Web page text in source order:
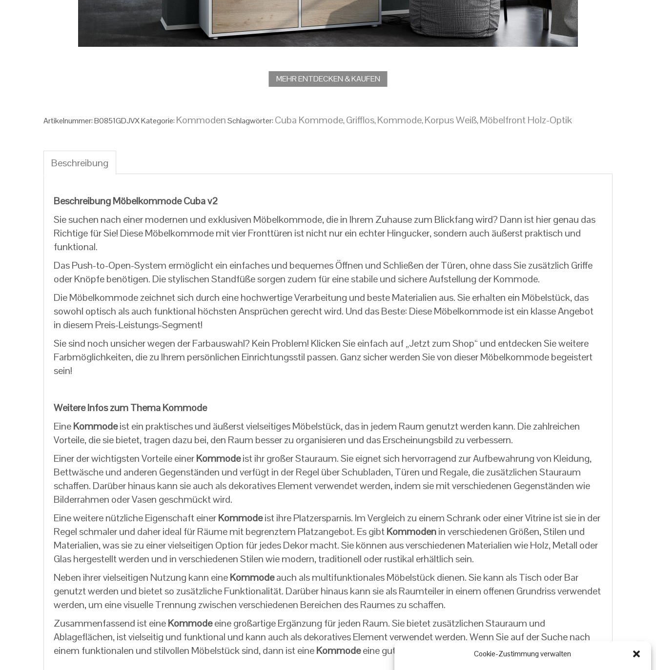
Cookie-Zustimmung verwalten
MEHR ENTDECKEN & KAUFEN
Artikelnummer:‎‎B0851GDJVXKategorie: KommodenSchlagwörter: Cuba Kommode, Grifflos, Kommode, Korpus Weiß, Möbelfront Holz-Optik
Beschreibung
Beschreibung Möbelkommode Cuba v2
Sie suchen nach einer modernen und exklusiven Möbelkommode, die in Ihrem Zuhause zum Blickfang wird? Dann ist hier genau das
Richtige für Sie! Diese Möbelkommode mit vier Fronttüren ist nicht nur ein echter Hingucker, sondern auch äußerst praktisch und
funktional.
Das Push-to-Open-System ermöglicht ein einfaches und bequemes Öffnen und Schließen der Türen, ohne dass Sie zusätzlich Griffe
oder Knöpfe benötigen. Die stylischen Standfüße sorgen zudem für eine stabile und sichere Aufstellung der Kommode.
Die Möbelkommode zeichnet sich durch eine hochwertige Verarbeitung und beste Materialien aus. Sie erhalten ein Möbelstück, das
sowohl optisch als auch funktional höchsten Ansprüchen gerecht wird. Und das Beste: Diese Möbelkommode ist ein klasse Angebot
in diesem Preis-Leistungs-Segment!
Sie sind noch unsicher wegen der Farbauswahl? Kein Problem! Klicken Sie einfach auf „Jetzt zum Shop“ und entdecken Sie weitere
Farbmöglichkeiten, die zu Ihrem persönlichen Einrichtungsstil passen. Ganz sicher werden Sie von dieser Möbelkommode begeistert
sein!
Weitere Infos zum Thema Kommode
EineKommodeist ein praktisches und äußerst vielseitiges Möbelstück, das in jedem Raum genutzt werden kann. Die zahlreichen
Vorteile, die sie bietet, tragen dazu bei, den Raum besser zu organisieren und das Erscheinungsbild zu verbessern.
Einer der wichtigsten Vorteile einerKommodeist ihr großer Stauraum. Sie eignet sich hervorragend zur Aufbewahrung von Kleidung,
Bettwäsche und anderen Gegenständen und verfügt in der Regel über Schubladen, Türen und Regale, die zusätzlichen Stauraum
schaffen. Darüber hinaus kann sie auch als dekoratives Element verwendet werden, indem sie mit verschiedenen Gegenständen wie
Bilderrahmen oder Vasen geschmückt wird.
Eine weitere nützliche Eigenschaft einerKommodeist ihre Platzersparnis. Im Vergleich zu einem Schrank oder einer Vitrine ist sie in der
Regel schmaler und daher ideal für Räume mit begrenztem Platzangebot. Es gibtKommodenin verschiedenen Größen, Stilen und
Materialien, was sie zu einer vielseitigen Option für jedes Dekor macht. Sie können aus verschiedenen Materialien wie Holz, Metall oder
Glas hergestellt werden und in verschiedenen Stilen wie modern, traditionell oder rustikal erhältlich sein.
Neben ihrer vielseitigen Nutzung kann eineKommodeauch als multifunktionales Möbelstück dienen. Sie kann als Tisch oder Bar
genutzt werden und bietet so zusätzliche Funktionalität. Darüber hinaus kann sie als Raumteiler in einem offenen Grundriss verwendet
werden, um eine visuelle Trennung zwischen verschiedenen Bereichen des Raumes zu schaffen.
Zusammenfassend ist eineKommodeeine großartige Ergänzung für jeden Raum. Sie bietet zusätzlichen Stauraum und
Ablageflächen, ist vielseitig und funktional und kann auch als dekoratives Element verwendet werden. Wenn Sie auf der Suche nach
einem funktionalen und stilvollen Möbelstück sind, dann ist eineKommodeeine gute Wahl.